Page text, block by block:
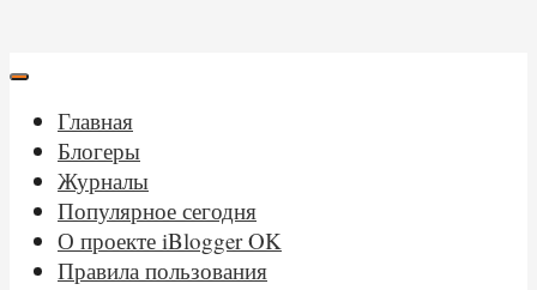
Главная
Блогеры
Журналы
Популярное сегодня
О проекте iBlogger OK
Правила пользования